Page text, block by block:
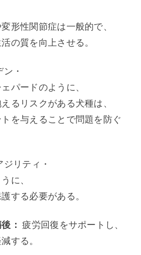
形性関節症は一般的で、
の質を向上させる。
・
パードのように、
るリスクがある犬種は、
を与えることで問題を防ぐ
ジリティ・
に、
する必要がある。
後： 疲労回復をサポートし、
する。